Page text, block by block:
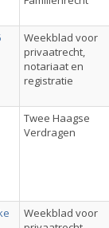
Weekblad voor
privaatrecht,
notariaat en
registratie
Twee Haagse
Verdragen
Weekblad voor